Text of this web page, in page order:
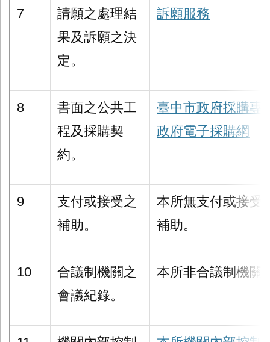
7
請願之處理結
果及訴願之決
定。
訴願服務
8
書面之公共工
程及採購契
約。
臺中市政府採購專
政府電子採購網
9
支付或接受之
補助。
本所無支付或接受
補助。
10
合議制機關之
會議紀錄。
本所非合議制機關